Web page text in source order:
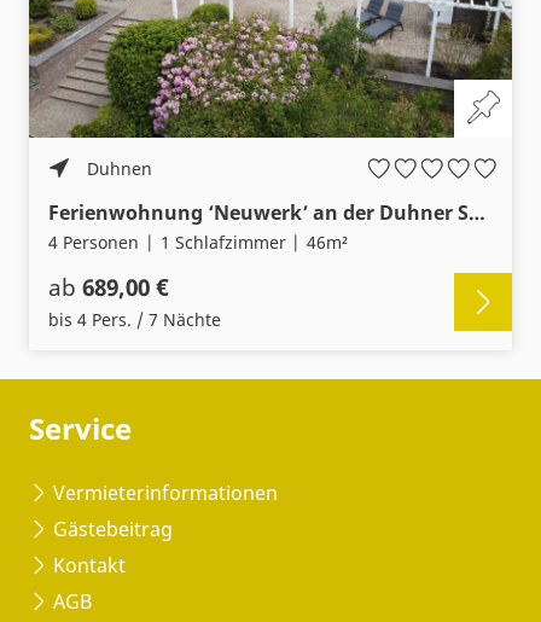
Duhnen
Ferienwohnung ‘Neuwerk’ an der Duhner Spitze, keine 200m vom Sandstrand
4 Personen 1 Schlafzimmer 46m²
ab 689,00 €
bis 4 Pers. / 7 Nächte
Service
Vermieterinformationen
Gästebeitrag
Kontakt
AGB